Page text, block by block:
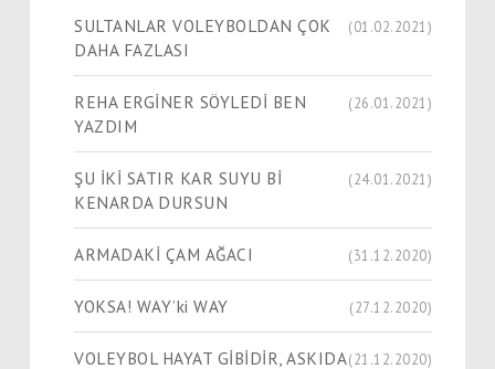
SULTANLAR VOLEYBOLDAN ÇOK
DAHA FAZLASI
(01.02.2021)
REHA ERGİNER SÖYLEDİ BEN
YAZDIM
(26.01.2021)
ŞU İKİ SATIR KAR SUYU Bİ
KENARDA DURSUN
(24.01.2021)
ARMADAKİ ÇAM AĞACI (31.12.2020)
YOKSA! WAY’ki WAY (27.12.2020)
VOLEYBOL HAYAT GİBİDİR, ASKIDA(21.12.2020)